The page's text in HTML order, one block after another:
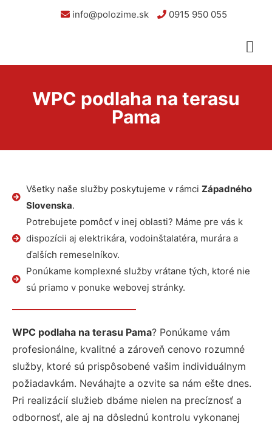
info@polozime.sk 0915 950 055
WPC podlaha na terasu
Pama
Všetky naše služby poskytujeme v rámci Západného
Slovenska.
Potrebujete pomôcť v inej oblasti? Máme pre vás k
dispozícii aj elektrikára, vodoinštalatéra, murára a
ďalších remeselníkov.
Ponúkame komplexné služby vrátane tých, ktoré nie
sú priamo v ponuke webovej stránky.
WPC podlaha na terasu Pama? Ponúkame vám
profesionálne, kvalitné a zároveň cenovo rozumné
služby, ktoré sú prispôsobené vašim individuálnym
požiadavkám. Neváhajte a ozvite sa nám ešte dnes.
Pri realizácií služieb dbáme nielen na precíznosť a
odbornosť, ale aj na dôslednú kontrolu vykonanej